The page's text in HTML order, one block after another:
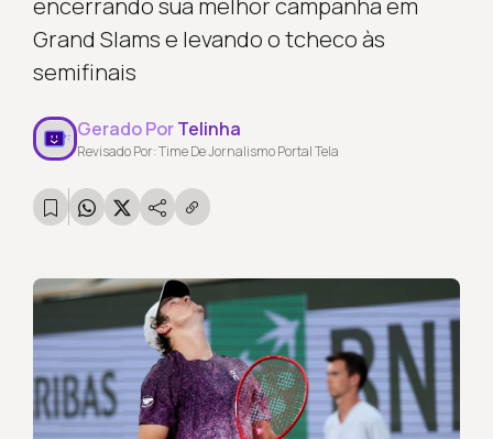
encerrando sua melhor campanha em
Grand Slams e levando o tcheco às
semifinais
Gerado PorTelinha
Revisado Por: Time De Jornalismo Portal Tela